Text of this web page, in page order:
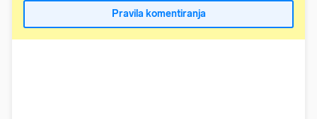
Pravila komentiranja